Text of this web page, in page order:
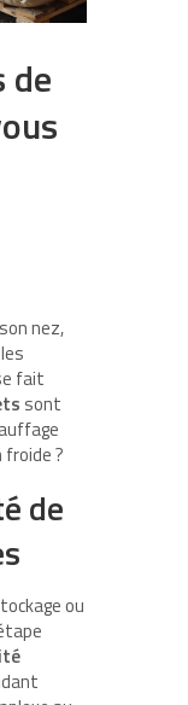
de
nez,
fait
sont
?
de
ou